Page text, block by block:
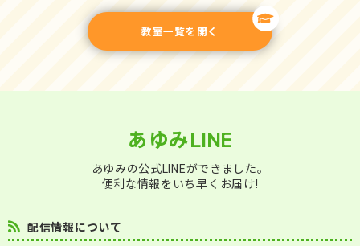
教室一覧を開く
あゆみLINE
あゆみの公式LINEができました。
便利な情報をいち早くお届け!
配信情報について